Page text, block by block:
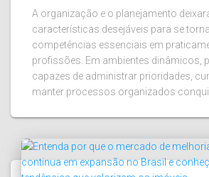
A organização e o planejamento
características desejáveis para se
competências essenciais em
profissões. Em ambientes dinâmicos,
capazes de administrar prioridades,
manter processos organizados